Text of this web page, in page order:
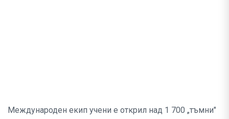
Международен екип учени е открил над 1 700 „тъмни"